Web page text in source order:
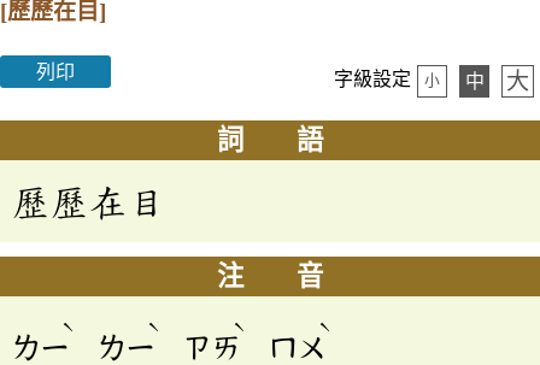
[歷歷在目]
列印 字級設定 小 中 大
詞 語
歷歷在目
注 音
ㄌㄧ
ˋ
ㄌㄧ
ˋ
ㄗㄞ
ˋ
ㄇㄨ
ˋ